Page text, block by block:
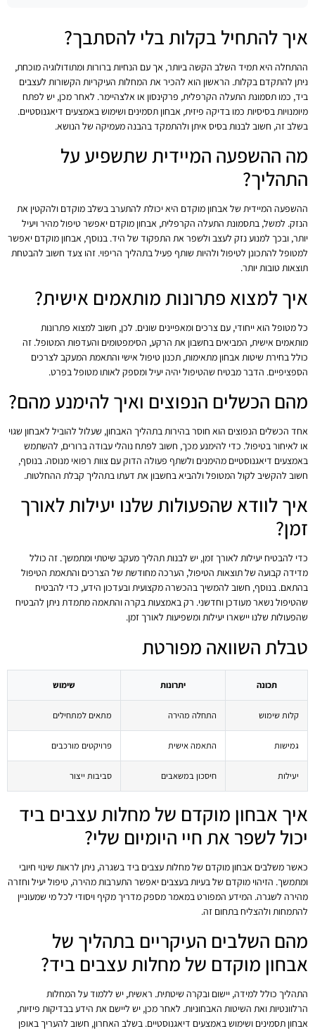
איך להתחיל בקלות בלי להסתבך?
ההתחלה היא תמיד השלב הקשה ביותר, אך עם הנחיות ברורות ומתודולוגיה מוכחת,
ניתן להתקדם בקלות. הראשון הוא להכיר את המחלות העיקריות הקשורות לעצבים
ביד, כמו תסמונת התעלה הקרפלית, פרקינסון או אלצהיימר. לאחר מכן, יש לפתח
מיומנויות בסיסיות כמו בדיקה פיזית, אבחון תסמינים ושימוש באמצעים דיאגנוסטיים.
בשלב זה, חשוב לבנות בסיס איתן ולהתמקד בהבנה מעמיקה של הנושא.
מה ההשפעה המיידית שתשפיע על
התהליך?
ההשפעה המיידית של אבחון מוקדם היא יכולת להתערב בשלב מוקדם ולהקטין את
הנזק. למשל, בתסמונת התעלה הקרפלית, אבחון מוקדם יאפשר טיפול מהיר ויעיל
יותר, ובכך למנוע נזק לעצב ולשפר את התפקוד של היד. בנוסף, אבחון מוקדם יאפשר
למטופל להתכונן לטיפול ולהיות שותף פעיל בתהליך הריפוי. זהו צעד חשוב להבטחת
תוצאות טובות יותר.
איך למצוא פתרונות מותאמים אישית?
כל מטופל הוא ייחודי, עם צרכים ומאפיינים שונים. לכן, חשוב למצוא פתרונות
מותאמים אישית, המביאים בחשבון את הרקע, הסימפטומים והעדפות המטופל. זה
כולל בחירת שיטות אבחון מתאימות, תכנון טיפול אישי והתאמת המעקב לצרכים
הספציפיים. הדבר מבטיח שהטיפול יהיה יעיל ומספק לאותו מטופל בפרט.
מהם הכשלים הנפוצים ואיך להימנע מהם?
אחד הכשלים הנפוצים הוא חוסר בהירות בתהליך האבחון, שעלול להוביל לאבחון שגוי
או לאיחור בטיפול. כדי להימנע מכך, חשוב לפתח נוהלי עבודה ברורים, להשתמש
באמצעים דיאגנוסטיים מהימנים ולשתף פעולה הדוק עם צוות רפואי מנוסה. בנוסף,
חשוב להקשיב לקול המטופל ולהביא בחשבון את דעתו בתהליך קבלת ההחלטות.
איך לוודא שהפעולות שלנו יעילות לאורך
זמן?
כדי להבטיח יעילות לאורך זמן, יש לבנות תהליך מעקב שיטתי ומתמשך. זה כולל
מדידה קבועה של תוצאות הטיפול, הערכה מחודשת של הצרכים והתאמת הטיפול
בהתאם. בנוסף, חשוב להמשיך בהכשרה מקצועית ובעדכון הידע, כדי להבטיח
שהטיפול נשאר מעודכן וחדשני. רק באמצעות בקרה והתאמה מתמדת ניתן להבטיח
שהפעולות שלנו יישארו יעילות ומשפיעות לאורך זמן.
טבלת השוואה מפורטת
תכונה יתרונות שימוש
קלות שימוש התחלה מהירה מתאים למתחילים
גמישות התאמה אישית פרויקטים מורכבים
יעילות חיסכון במשאבים סביבות ייצור
איך אבחון מוקדם של מחלות עצבים ביד
יכול לשפר את חיי היומיום שלי?
כאשר משלבים אבחון מוקדם של מחלות עצבים ביד בשגרה, ניתן לראות שינוי חיובי
ומתמשך. הזיהוי מוקדם של בעיות בעצבים יאפשר התערבות מהירה, טיפול יעיל וחזרה
מהירה לשגרה. המידע המפורט במאמר מספק מדריך מקיף ויסודי לכל מי שמעוניין
להתמחות ולהצליח בתחום זה.
מהם השלבים העיקריים בתהליך של
אבחון מוקדם של מחלות עצבים ביד?
התהליך כולל למידה, יישום ובקרה שיטתית. ראשית, יש ללמוד על המחלות
הרלוונטיות ואת השיטות האבחוניות. לאחר מכן, יש ליישם את הידע בבדיקות פיזיות,
אבחון תסמינים ושימוש באמצעים דיאגנוסטיים. בשלב האחרון, חשוב להעריך באופן